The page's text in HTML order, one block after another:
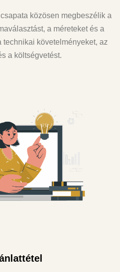
közösen megbeszélik a
a méreteket és a
technikai követelményeket, az
a költségvetést.